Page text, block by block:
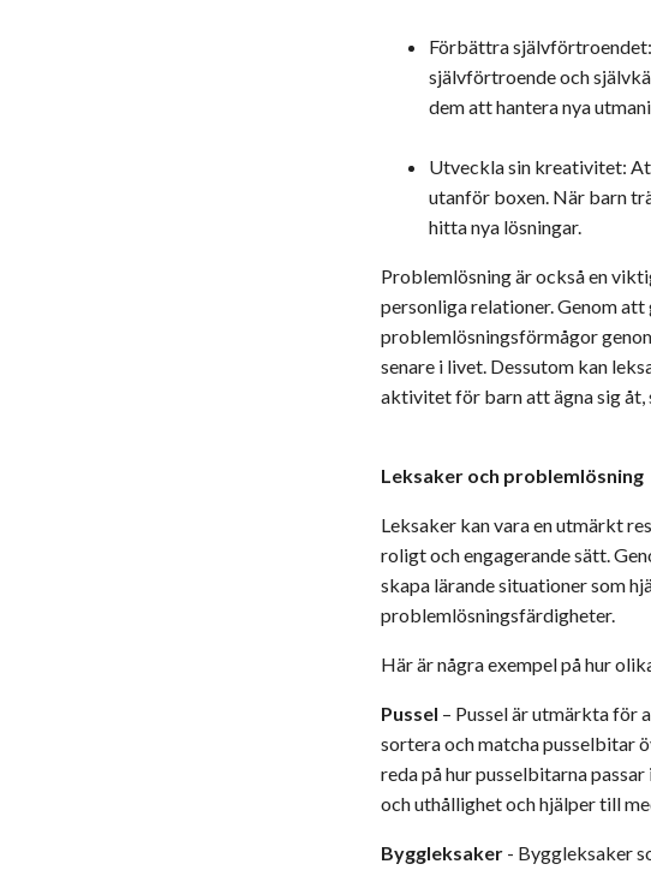
Förbättra
självförtroende och
dem att hantera nya
Utveckla sin kreativitet:
utanför boxen. När barn
hitta nya lösningar.
Problemlösning är också en
personliga relationer. Genom
problemlösningsförmågor
senare i livet. Dessutom kan
aktivitet för barn att ägna sig
Leksaker och problemlösning
Leksaker kan vara en utmärkt
roligt och engagerande sätt.
skapa lärande situationer som
problemlösningsfärdigheter.
Här är några exempel på hur
Pussel – Pussel är utmärkta för
sortera och matcha pusselbitar
reda på hur pusselbitarna
och uthållighet och hjälper till
Byggleksaker - Byggleksaker